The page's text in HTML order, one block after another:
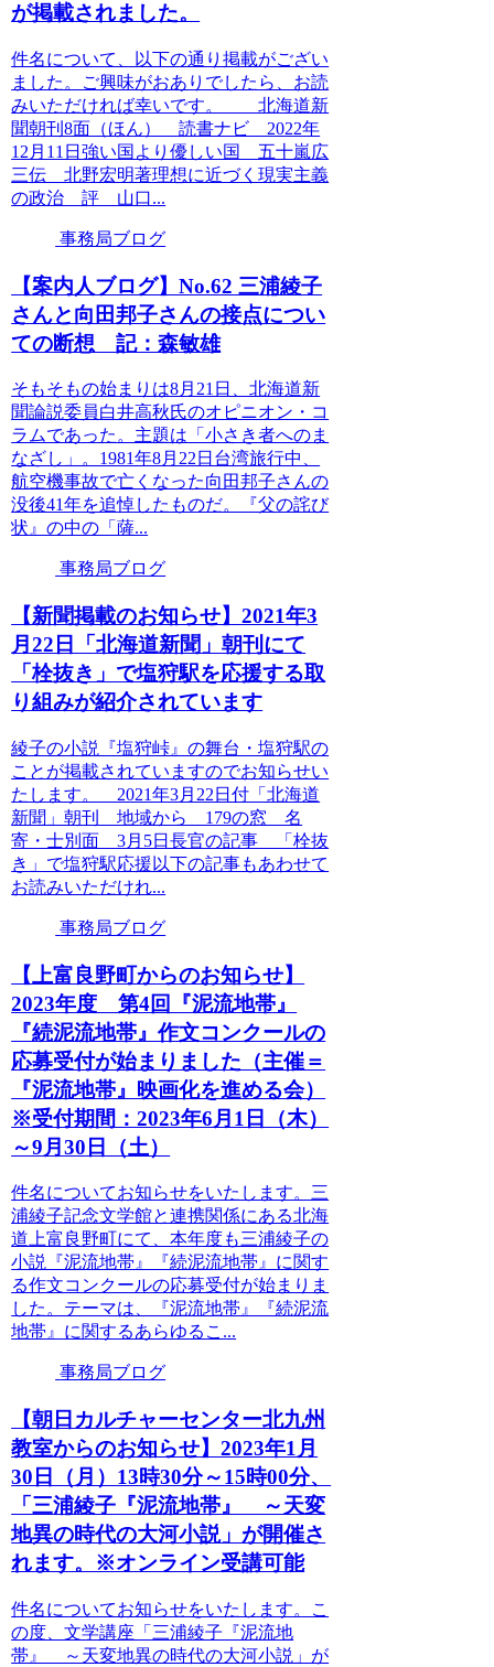
が掲載されました。
件名について、以下の通り掲載がござい
ました。ご興味がおありでしたら、お読
みいただければ幸いです。 北海道新
聞朝刊8面（ほん） 読書ナビ 2022年
12月11日強い国より優しい国 五十嵐広
三伝 北野宏明著理想に近づく現実主義
の政治 評 山口...
事務局ブログ
【案内人ブログ】No.62 三浦綾子
さんと向田邦子さんの接点につい
ての断想 記：森敏雄
そもそもの始まりは8月21日、北海道新
聞論説委員白井高秋氏のオピニオン・コ
ラムであった。主題は「小さき者へのま
なざし」。1981年8月22日台湾旅行中、
航空機事故で亡くなった向田邦子さんの
没後41年を追悼したものだ。『父の詫び
状』の中の「薩...
事務局ブログ
【新聞掲載のお知らせ】2021年3
月22日「北海道新聞」朝刊にて
「栓抜き」で塩狩駅を応援する取
り組みが紹介されています
綾子の小説『塩狩峠』の舞台・塩狩駅の
ことが掲載されていますのでお知らせい
たします。 2021年3月22日付「北海道
新聞」朝刊 地域から 179の窓 名
寄・士別面 3月5日長官の記事 「栓抜
き」で塩狩駅応援以下の記事もあわせて
お読みいただけれ...
事務局ブログ
【上富良野町からのお知らせ】
2023年度 第4回『泥流地帯』
『続泥流地帯』作文コンクールの
応募受付が始まりました（主催＝
『泥流地帯』映画化を進める会）
※受付期間：2023年6月1日（木）
～9月30日（土）
件名についてお知らせをいたします。三
浦綾子記念文学館と連携関係にある北海
道上富良野町にて、本年度も三浦綾子の
小説『泥流地帯』『続泥流地帯』に関す
る作文コンクールの応募受付が始まりま
した。テーマは、『泥流地帯』『続泥流
地帯』に関するあらゆるこ...
事務局ブログ
【朝日カルチャーセンター北九州
教室からのお知らせ】2023年1月
30日（月）13時30分～15時00分、
「三浦綾子『泥流地帯』 ～天変
地異の時代の大河小説」が開催さ
れます。※オンライン受講可能
件名についてお知らせをいたします。こ
の度、文学講座「三浦綾子『泥流地
帯』 ～天変地異の時代の大河小説」が